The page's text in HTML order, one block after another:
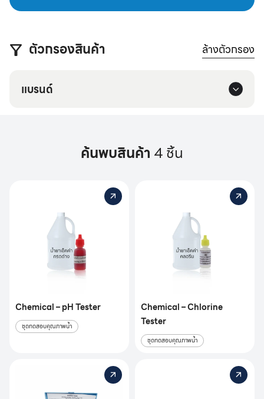
ตัวกรองสินค้า ล้างตัวกรอง
แบรนด์
ค้นพบสินค้า 4 ชิ้น
Chemical – pH Tester
ชุดทดสอบคุณภาพน้ำ
Chemical – Chlorine
Tester
ชุดทดสอบคุณภาพน้ำ